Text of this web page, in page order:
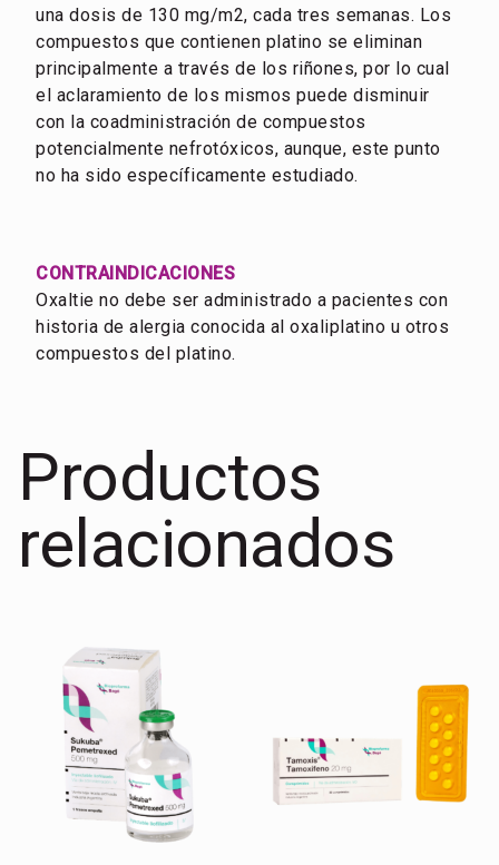
una dosis de 130 mg/m2, cada tres semanas. Los
compuestos que contienen platino se eliminan
principalmente a través de los riñones, por lo cual
el aclaramiento de los mismos puede disminuir
con la coadministración de compuestos
potencialmente nefrotóxicos, aunque, este punto
no ha sido específicamente estudiado.
CONTRAINDICACIONES
Oxaltie no debe ser administrado a pacientes con
historia de alergia conocida al oxaliplatino u otros
compuestos del platino.
Productos
relacionados